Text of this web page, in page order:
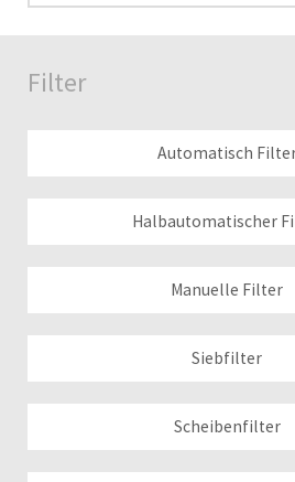
Filter
Automatisch
Halbautomatischer
Manuelle Filter
Siebfilter
Scheibenfilter